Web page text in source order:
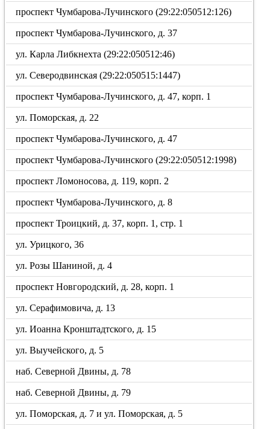
проспект Чумбарова-Лучинского (29:22:050512:126)
проспект Чумбарова-Лучинского, д. 37
ул. Карла Либкнехта (29:22:050512:46)
ул. Северодвинская (29:22:050515:1447)
проспект Чумбарова-Лучинского, д. 47, корп. 1
ул. Поморская, д. 22
проспект Чумбарова-Лучинского, д. 47
проспект Чумбарова-Лучинского (29:22:050512:1998)
проспект Ломоносова, д. 119, корп. 2
проспект Чумбарова-Лучинского, д. 8
проспект Троицкий, д. 37, корп. 1, стр. 1
ул. Урицкого, 36
ул. Розы Шаниной, д. 4
проспект Новгородский, д. 28, корп. 1
ул. Серафимовича, д. 13
ул. Иоанна Кронштадтского, д. 15
ул. Выучейского, д. 5
наб. Северной Двины, д. 78
наб. Северной Двины, д. 79
ул. Поморская, д. 7 и ул. Поморская, д. 5